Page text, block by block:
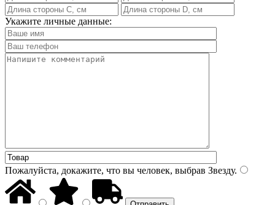
Укажите личные данные:
Пожалуйста, докажите, что вы человек, выбрав Звезду.